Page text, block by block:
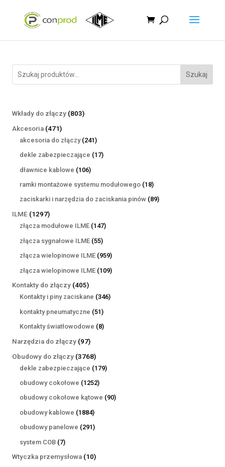
Szukaj
Wkłady do złączy 803803
Akcesoria 471471
produktów
akcesoria do złączy 241241
produktów
dekle zabezpieczające 1717
dławnice kablowe 106106
produktów
ramki montażowe systemu modułowego 1818
produktów
zaciskarki i narzędzia do zaciskania pinów 8989
ILME 12971297
produktów
złącza modułowe ILME 147147
złącza sygnałowe ILME 5555
produktów
złącza wielopinowe ILME 959959
produktów
złącza wielopinowe ILME 109109
Kontakty do złączy 405405
produktów
Kontakty i piny zaciskane 346346
kontakty pneumatyczne 5151
produktów
Kontakty światłowodowe 88
Narzędzia do złączy 9797
produktów
Obudowy do złączy 37683768
produktów
dekle zabezpieczające 179179
obudowy cokołowe 12521252
produkty
obudowy cokołowe kątowe 9090
obudowy kablowe 18841884
produkty
obudowy panelowe 291291
system COB 77
produktów
Wtyczka przemysłowa 1010